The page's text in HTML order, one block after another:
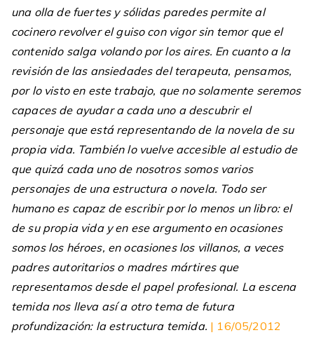
una olla de fuertes y sólidas paredes permite al
cocinero revolver el guiso con vigor sin temor que el
contenido salga volando por los aires. En cuanto a la
revisión de las ansiedades del terapeuta, pensamos,
por lo visto en este trabajo, que no solamente seremos
capaces de ayudar a cada uno a descubrir el
personaje que está representando de la novela de su
propia vida. También lo vuelve accesible al estudio de
que quizá cada uno de nosotros somos varios
personajes de una estructura o novela. Todo ser
humano es capaz de escribir por lo menos un libro: el
de su propia vida y en ese argumento en ocasiones
somos los héroes, en ocasiones los villanos, a veces
padres autoritarios o madres mártires que
representamos desde el papel profesional. La escena
temida nos lleva así a otro tema de futura
profundización: la estructura temida. | 16/05/2012